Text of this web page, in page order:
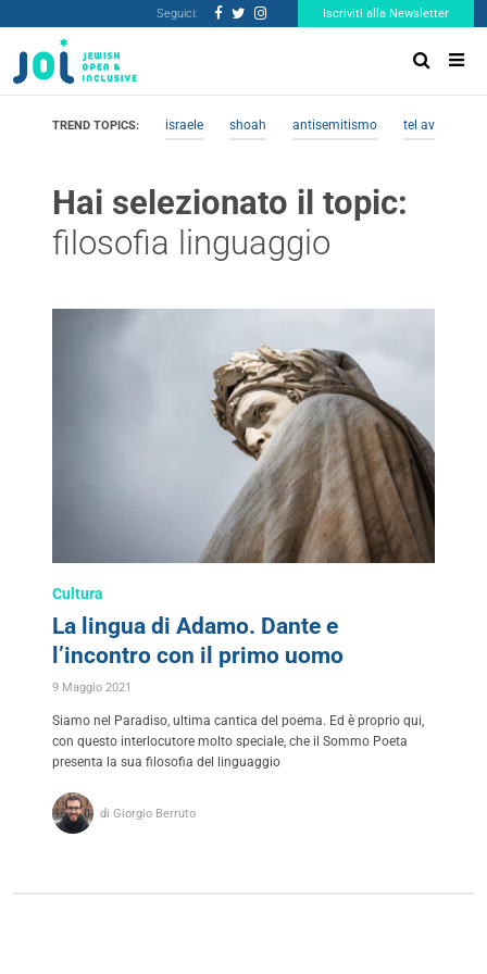
Seguici: Iscriviti alla Newsletter
TREND TOPICS: israele shoah antisemitismo tel aviv
Hai selezionato il topic:
filosofia linguaggio
Cultura
La lingua di Adamo. Dante e
l’incontro con il primo uomo
9 Maggio 2021
Siamo nel Paradiso, ultima cantica del poema. Ed è proprio qui,
con questo interlocutore molto speciale, che il Sommo Poeta
presenta la sua filosofia del linguaggio
di Giorgio Berruto